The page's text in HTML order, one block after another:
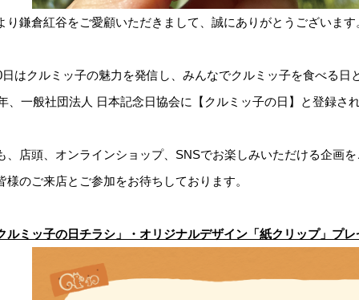
り鎌倉紅谷をご愛顧いただきまして、誠にありがとうございます
日はクルミッ子の魅力を発信し、みんなでクルミッ子を食べる日
、一般社団法人 日本記念日協会に【クルミッ子の日】と登録さ
、店頭、オンラインショップ、SNSでお楽しみいただける企画
様のご来店とご参加をお待ちしております。
ミッ子の日チラシ」・オリジナルデザイン「紙クリップ」プレ